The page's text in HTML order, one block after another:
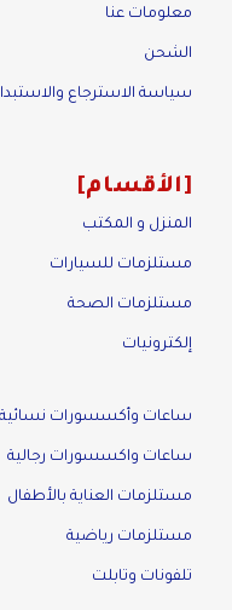
معلومات عنا
الشحن
سياسة الاسترجاع
الأقسام
المنزل و المكتب
مستلزمات للسيارات
مستلزمات الصحة
إلكترونيات
ساعات وأكسسورات نسائية
ساعات واكسسورات رجالية
مستلزمات العناية بالأطفال
مستلزمات رياضية
تلفونات وتابلت